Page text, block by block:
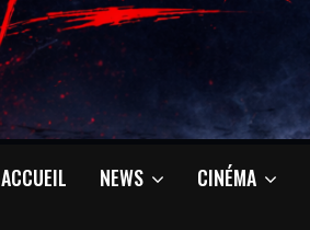
ACCUEIL NEWS CINÉMA